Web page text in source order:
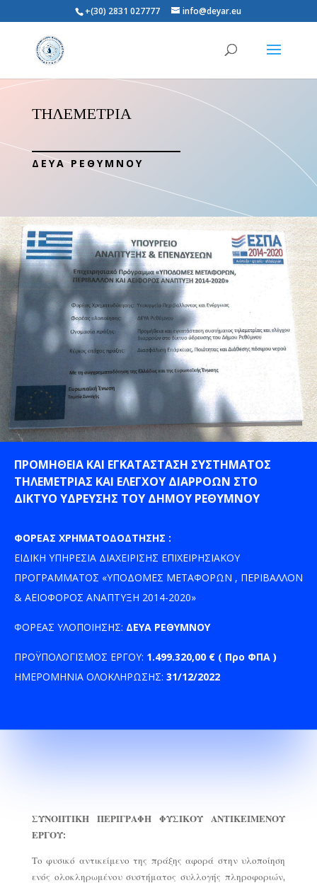
+(30) 2831 027777 info@deyar.eu
ΤΗΛΕΜΕΤΡΙΑ
ΔΕΥΑ ΡΕΘΥΜΝΟΥ
ΠΡΟΜΗΘΕΙΑ ΚΑΙ ΕΓΚΑΤΑΣΤΑΣΗ ΣΥΣΤΗΜΑΤΟΣ
ΤΗΛΕΜΕΤΡΙΑΣ ΚΑΙ ΕΛΕΓΧΟΥ ΔΙΑΡΡΟΩΝ ΣΤΟ
ΔΙΚΤΥΟ ΥΔΡΕΥΣΗΣ ΤΟΥ ΔΗΜΟΥ ΡΕΘΥΜΝΟΥ
ΦΟΡΕΑΣ ΧΡΗΜΑΤΟΔΟΔΤΗΣΗΣ :
ΕΙΔΙΚΗ ΥΠΗΡΕΣΙΑ ΔΙΑΧΕΙΡΙΣΗΣ ΕΠΙΧΕΙΡΗΣΙΑΚΟΥ
ΠΡΟΓΡΑΜΜΑΤΟΣ «ΥΠΟΔΟΜΕΣ ΜΕΤΑΦΟΡΩΝ , ΠΕΡΙΒΑΛΛΟΝ
& ΑΕΙΟΦΟΡΟΣ ΑΝΑΠΤΥΞΗ 2014-2020»
ΦΟΡΕΑΣ ΥΛΟΠΟΙΗΣΗΣ: ΔΕΥΑ ΡΕΘΥΜΝΟΥ
ΠΡΟΫΠΟΛΟΓΙΣΜΟΣ ΕΡΓΟΥ: 1.499.320,00 € ( Προ ΦΠΑ )
ΗΜΕΡΟΜΗΝΙΑ ΟΛΟΚΛΗΡΩΣΗΣ: 31/12/2022
ΣΥΝΟΠΤΙΚΗ ΠΕΡΙΓΡΑΦΗ ΦΥΣΙΚΟΥ ΑΝΤΙΚΕΙΜΕΝΟΥ
ΕΡΓΟΥ:
Το φυσικό αντικείμενο της πράξης αφορά στην υλοποίηση
ενός ολοκληρωμένου συστήματος συλλογής πληροφοριών,